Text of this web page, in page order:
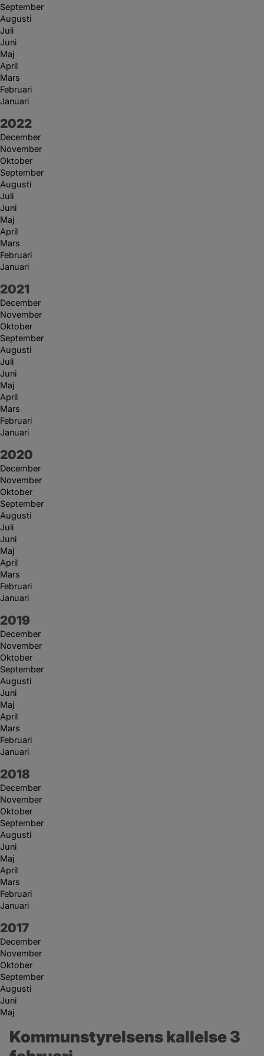
September
Augusti
Juli
Juni
Maj
April
Mars
Februari
Januari
År:
2022
December
November
Oktober
September
Augusti
Juli
Juni
Maj
April
Mars
Februari
Januari
År:
2021
December
November
Oktober
September
Augusti
Juli
Juni
Maj
April
Mars
Februari
Januari
År:
2020
December
November
Oktober
September
Augusti
Juli
Juni
Maj
April
Mars
Februari
Januari
År:
2019
December
November
Oktober
September
Augusti
Juni
Maj
April
Mars
Februari
Januari
År:
2018
December
November
Oktober
September
Augusti
Juni
Maj
April
Mars
Februari
Januari
År:
2017
December
November
Oktober
September
Augusti
Juni
Maj
Kommunstyrelsens kallelse 3